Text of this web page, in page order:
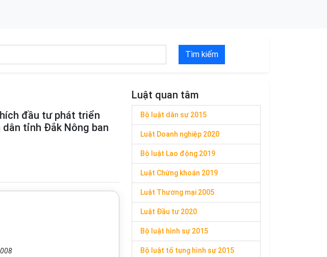
Tìm kiếm
đầu tư phát triển
tỉnh Đắk Nông ban
Luật quan tâm
Bộ luật dân sự 2015
Luật Doanh nghiệp 2020
Bộ luật Lao động 2019
Luật Chứng khoán 2019
Luật Thương mại 2005
Luật Đầu tư 2020
Bộ luật hình sự 2015
Bộ luật tố tụng hình sự 2015